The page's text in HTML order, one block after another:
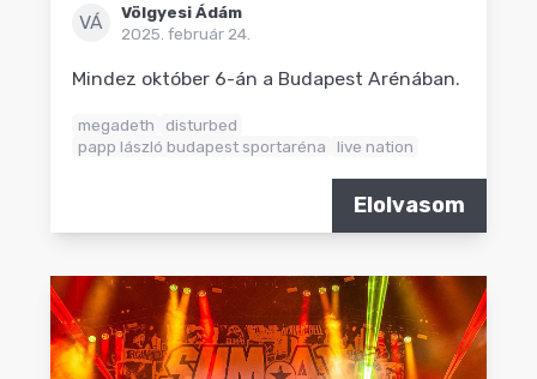
VÁ
Völgyesi Ádám
2025. február 24.
Mindez október 6-án a Budapest Arénában.
megadeth
disturbed
papp lászló budapest sportaréna
live nation
Elolvasom